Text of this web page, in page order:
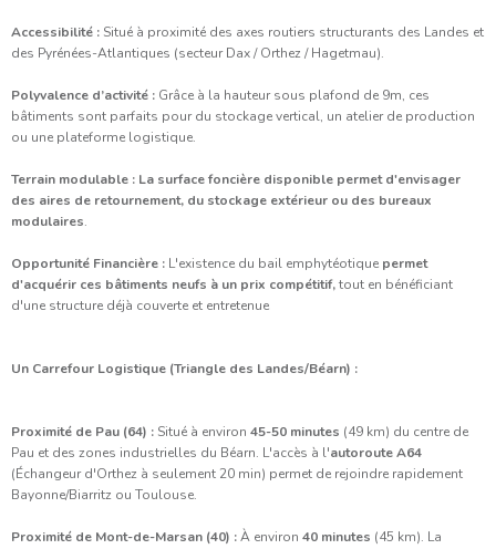
Accessibilité : Situé à proximité des axes routiers structurants des Landes et
des Pyrénées-Atlantiques (secteur Dax / Orthez / Hagetmau).
Polyvalence d’activité : Grâce à la hauteur sous plafond de 9m, ces
bâtiments sont parfaits pour du stockage vertical, un atelier de production
ou une plateforme logistique.
Terrain modulable : La surface foncière disponible permet d'envisager
des aires de retournement, du stockage extérieur ou des bureaux
modulaires.
Opportunité Financière : L'existence du bail emphytéotique permet
d'acquérir ces bâtiments neufs à un prix compétitif,tout en bénéficiant
d'une structure déjà couverte et entretenue
Un Carrefour Logistique (Triangle des Landes/Béarn) :
Proximité de Pau (64) : Situé à environ 45-50 minutes (49 km) du centre de
Pau et des zones industrielles du Béarn. L'accès à l'autoroute A64
(Échangeur d'Orthez à seulement 20 min) permet de rejoindre rapidement
Bayonne/Biarritz ou Toulouse.
Proximité de Mont-de-Marsan (40) :À environ 40 minutes (45 km). La